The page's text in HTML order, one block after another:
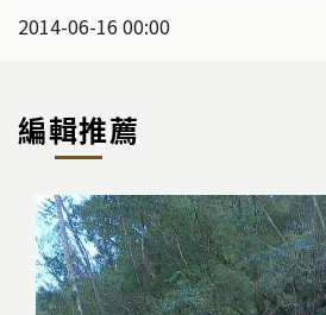
2014-06-16 00:00
編輯推薦